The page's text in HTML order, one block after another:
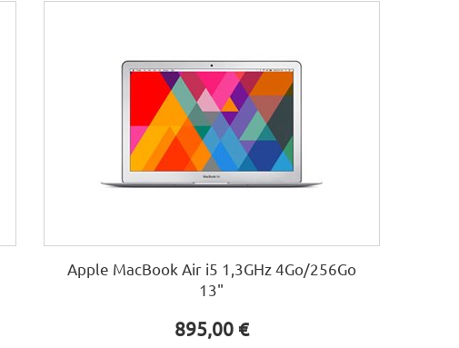
Apple MacBook Air i5 1,3GHz 4Go/256Go
13"
895,00 €